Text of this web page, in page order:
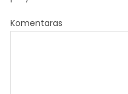
Komentaras